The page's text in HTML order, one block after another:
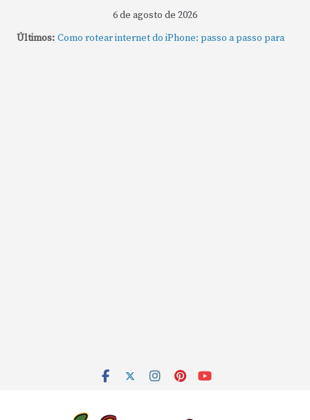
6 de agosto de 2026
Últimos: Como rotear internet do iPhone: passo a passo para